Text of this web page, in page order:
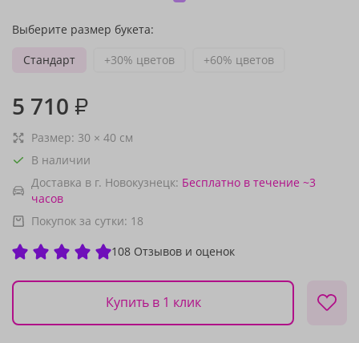
Выберите размер букета:
Стандарт
+30% цветов +60% цветов
5 710 ₽
Размер: 30 × 40 см
В наличии
Доставка в г. Новокузнецк: Бесплатно в течение ~3
часов
Покупок за сутки: 18
108 Отзывов и оценок
Купить в 1 клик